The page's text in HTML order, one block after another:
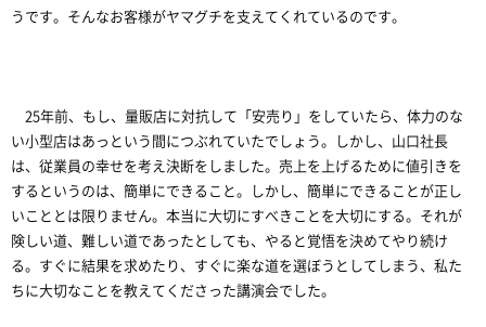
うです。そんなお客様がヤマグチを支えてくれているのです。
25年前、もし、量販店に対抗して「安売り」をしていたら、体力のな
い小型店はあっという間につぶれていたでしょう。しかし、山口社長
は、従業員の幸せを考え決断をしました。売上を上げるために値引きを
するというのは、簡単にできること。しかし、簡単にできることが正し
いこととは限りません。本当に大切にすべきことを大切にする。それが
険しい道、難しい道であったとしても、やると覚悟を決めてやり続け
る。すぐに結果を求めたり、すぐに楽な道を選ぼうとしてしまう、私た
ちに大切なことを教えてくださった講演会でした。